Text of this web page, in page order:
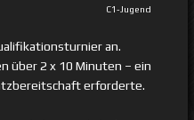
C1-Jugend
an.
über 2 x 10 Minuten – ein
erforderte.